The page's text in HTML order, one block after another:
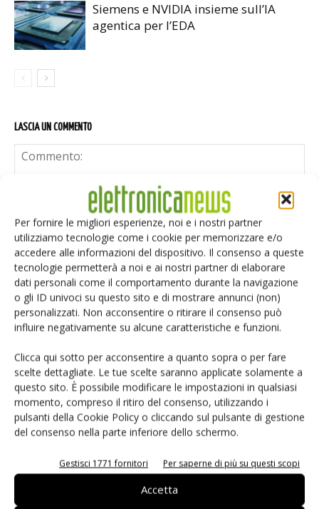
Per fornire le migliori esperienze, noi e i nostri partner
utilizziamo tecnologie come i cookie per memorizzare e/o
accedere alle informazioni del dispositivo. Il consenso a queste
tecnologie permetterà a noi e ai nostri partner di elaborare
dati personali come il comportamento durante la navigazione
o gli ID univoci su questo sito e di mostrare annunci (non)
personalizzati. Non acconsentire o ritirare il consenso può
influire negativamente su alcune caratteristiche e funzioni.
Clicca qui sotto per acconsentire a quanto sopra o per fare
scelte dettagliate. Le tue scelte saranno applicate solamente a
questo sito. È possibile modificare le impostazioni in qualsiasi
momento, compreso il ritiro del consenso, utilizzando i
pulsanti della Cookie Policy o cliccando sul pulsante di gestione
del consenso nella parte inferiore dello schermo.
Gestisci 1771 fornitori Per saperne di più su questi scopi
Accetta
Siemens e NVIDIA insieme sull’IA
agentica per l’EDA
LASCIA UN COMMENTO
Salva il mio nome, email e sito web in questo browser per i
prossimi commenti.